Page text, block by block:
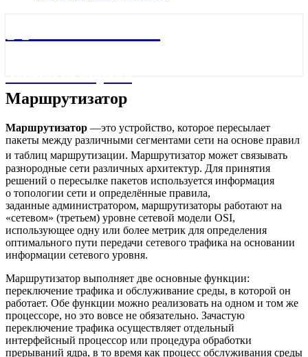
Маршрутизатор
Маршрутизатор
Маршрутизатор —это устройство, которое пересылает
пакеты между различными сегментами сети на основе правил
и таблиц маршрутизации. Маршрутизатор может связывать
разнородные сети различных архитектур. Для принятия
решений о пересылке пакетов используется информация
о топологии сети и определённые правила,
заданные администратором, маршрутизаторы работают на
«сетевом» (третьем) уровне сетевой модели OSI,
использующее одну или более метрик для определения
оптимального пути передачи сетевого трафика на основании
информации сетевого уровня.
Маршрутизатор выполняет две основные функции:
переключение трафика и обслуживание среды, в которой он
работает. Обе функции можно реализовать на одном и том же
процессоре, но это вовсе не обязательно. Зачастую
переключение трафика осуществляет отдельный
интерфейсный процессор или процедура обработки
прерываний ядра, в то время как процесс обслуживания среды